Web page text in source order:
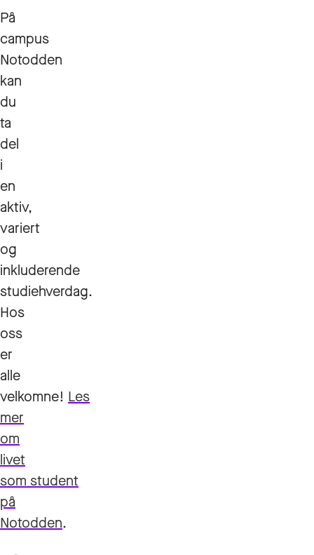
På
campus
Notodden
kan
du
ta
del
i
en
aktiv,
variert
og
inkluderende
studiehverdag.
Hos
oss
er
alle
velkomne! Les
mer
om
livet
som student
på
Notodden.